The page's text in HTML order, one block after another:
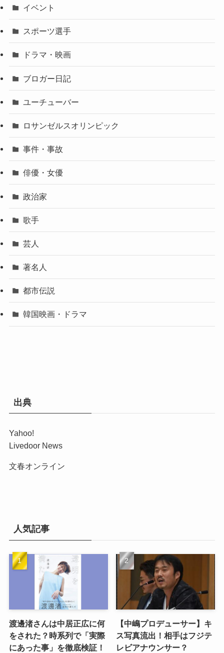
イベント
スポーツ選手
ドラマ・映画
ブロガー日記
ユーチューバー
ロサンゼルスオリンピック
事件・事故
俳優・女優
政治家
歌手
芸人
著名人
都市伝説
韓国映画・ドラマ
出典
Yahoo!
Livedoor News
文春オンライン
人気記事
渡邊渚さんは中居正広に何
をされた？時系列で「実際
にあった事」を徹底検証！
【中嶋プロデューサー】キ
ス写真流出！相手はフジテ
レビアナウンサー？